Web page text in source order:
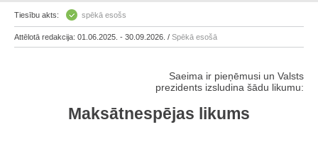
Tiesību akts: spēkā esošs
Attēlotā redakcija: 01.06.2025. - 30.09.2026. / Spēkā esošā
Saeima ir pieņēmusi un Valsts
prezidents izsludina šādu likumu:
Maksātnespējas likums